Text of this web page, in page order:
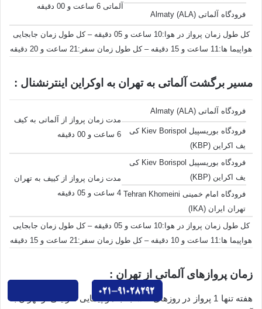
آلماتی 6 ساعت و 00 دقیقه
فرودگاه آلماتی Almaty (ALA)
کل طول زمان پرواز در هوا:10 ساعت و 05 دقیقه – کل طول زمان جابجایی
هواپیما ها:11 ساعت و 15 دقیقه – کل طول زمان سفر:21 ساعت و 20 دقیقه
مسیر برگشت آلماتی به تهران به اوکراین اینترنشنال :
فرودگاه آلماتی Almaty (ALA)
مدت زمان پرواز از آلماتی به کیف
6 ساعت و 00 دقیقه
فرودگاه بوریسپیل Kiev Borispol کی
یف اکراین (KBP)
فرودگاه بوریسپیل Kiev Borispol کی
یف اکراین (KBP)
مدت زمان پرواز از کییف به تهران
4 ساعت و 05 دقیقه فرودگاه امام خمینی Tehran Khomeini
تهران ایران (IKA)
کل طول زمان پرواز در هوا:10 ساعت و 05 دقیقه – کل طول زمان جابجایی
هواپیما ها:11 ساعت و 10 دقیقه – کل طول زمان سفر:21 ساعت و 15 دقیقه
زمان پروازهای آلماتی از تهران :
هفته تنها 1 پرواز در روزهای 4 شنبه با هواپیمایی اکراینی از تهران به